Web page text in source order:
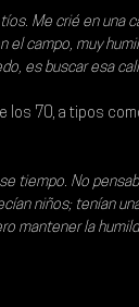
Me crié en una
el campo, muy
es buscar esa
70, a tipos
tiempo. No
niños; tenían
mantener la